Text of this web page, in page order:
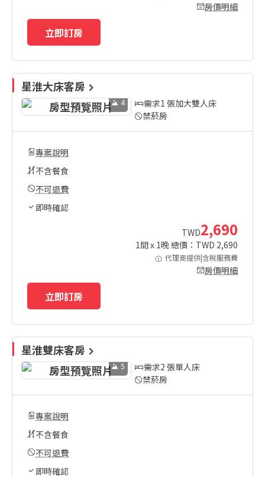
房價明細
立即訂房
星淮大床客房
4
需求1 張加大雙人床
禁菸房
專案說明
不含餐食
不可退費
即時確認
TWD2,690
1間 x 1晚 總價：TWD 2,690
代理商提供|含稅服務費
房價明細
立即訂房
星淮雙床客房
5
需求2 張單人床
禁菸房
專案說明
不含餐食
不可退費
即時確認